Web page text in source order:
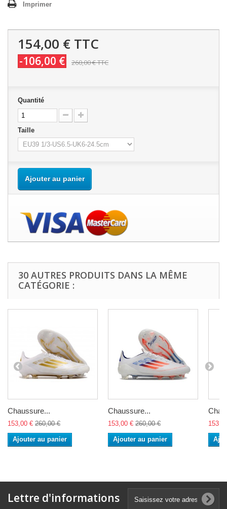
Imprimer
154,00 € TTC
-106,00 € 260,00 €TTC
Quantité
Taille
Ajouter au panier
30 AUTRES PRODUITS DANS LA MÊME
CATÉGORIE :
Chaussure...
153,00 € 260,00 €
Ajouter au panier
Chaussure...
153,00 € 260,00 €
Ajouter au panier
Lettre d'informations